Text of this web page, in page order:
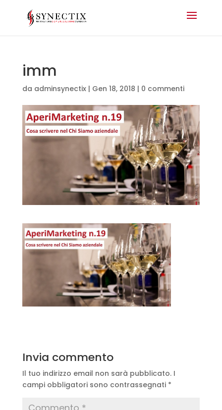
imm
da adminsynectix| Gen 18, 2018 | 0 commenti
Invia commento
Il tuo indirizzo email non sarà pubblicato. I
campi obbligatori sono contrassegnati *